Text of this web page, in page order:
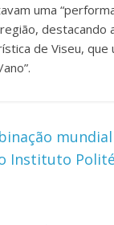
uma
destacando
de Viseu, que
Instituto